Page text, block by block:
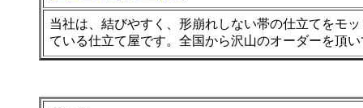
当社は、結びやすく、形崩れしない帯の仕立てをモ
ている仕立て屋です。全国から沢山のオーダーを頂